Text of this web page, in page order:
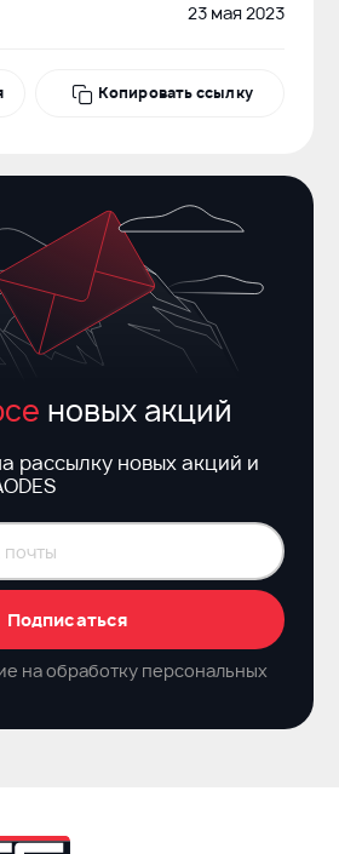
23 мая 2023
Копировать ссылку
новых акций
рассылку новых акций и
Подписаться
на обработку персональных